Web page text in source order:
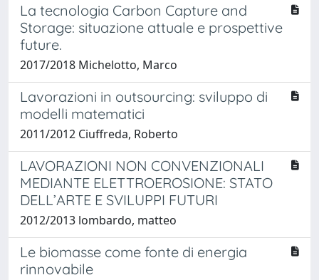
La tecnologia Carbon Capture and
Storage: situazione attuale e prospettive
future.
2017/2018 Michelotto, Marco
Lavorazioni in outsourcing: sviluppo di
modelli matematici
2011/2012 Ciuffreda, Roberto
LAVORAZIONI NON CONVENZIONALI
MEDIANTE ELETTROEROSIONE: STATO
DELL’ARTE E SVILUPPI FUTURI
2012/2013 lombardo, matteo
Le biomasse come fonte di energia
rinnovabile